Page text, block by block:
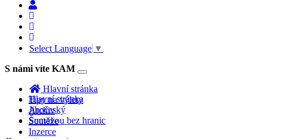
Select Language ▼
S námi víte KAM
Toggle
navigation
Hlavní stránka
Tipy na výlety
Archiv
Soutěže
Inzerce
Hlavní stránka
Jihočeský
Šumavou bez hranic